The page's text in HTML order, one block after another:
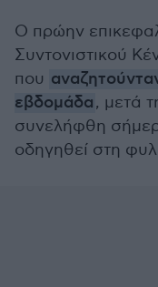
O πρώην
Συντονιστικού
που
εβδομάδα, μετά
συνελήφθη
οδηγηθεί στη